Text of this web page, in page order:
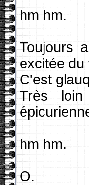
hm hm.
Toujours
excitée du
C'est
Très loin
hm hm.
O.